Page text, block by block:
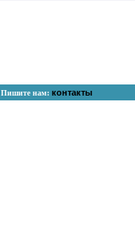
Пишите нам: контакты